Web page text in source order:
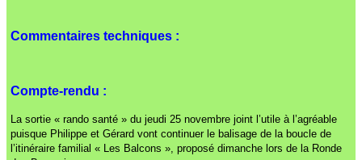
Commentaires techniques :
Compte-rendu :
La sortie « rando santé » du jeudi 25 novembre joint l’utile à l’agréable
puisque Philippe et Gérard vont continuer le balisage de la boucle de
l’itinéraire familial « Les Balcons », proposé dimanche lors de la Ronde